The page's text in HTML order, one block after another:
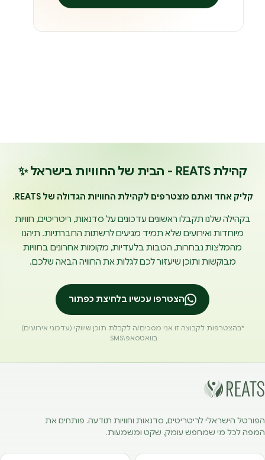
קהילת REATS - הבית של החוויות בישראל ✨
קליק אחד ואתם מצטרפים לקהילת החוויות הגדולה של REATS.
בקהילה שלנו תקבלו ראשונים עדכונים על סדנאות, ריטריטים, חוויות
מיוחדות ואירועים שלא תמיד מגיעים לרשתות החברתיות. תיהנו
מהמלצות נבחרות, הטבות בלעדיות, מקומות אחרונים בחוויות
מבוקשות ותוכן שיעזור לכם לגלות את החוויה הבאה שלכם.
הצטרפו עכשיו בלחיצת כפתור
*בהצטרפות לקבוצה זו אני מסכים/ה לקבלת תוכן שיווקי (עדכוני אירועים)
בוואטסאפ\SMS.
הפורטל הישראלי לריטריטים, סדנאות וחוויות תודעה. פותחים את
המפה לכל מי שמחפש עומק, שקט ומשמעות.